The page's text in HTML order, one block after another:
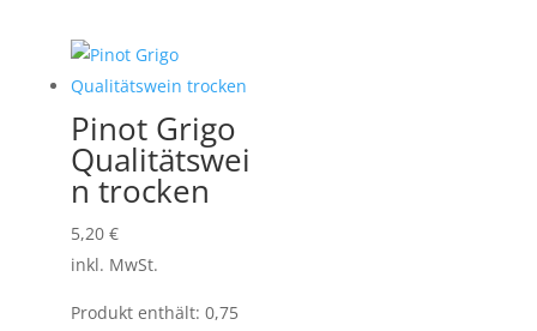
Pinot Grigo
Qualitätswei
n trocken
5,20 €
inkl. MwSt.
Produkt enthält: 0,75